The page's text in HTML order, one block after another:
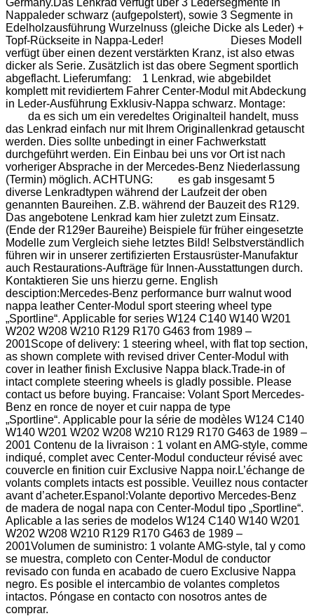
Nappaleder schwarz (aufgepolstert), sowie 3 Segmente in
Edelholzausführung Wurzelnuss (gleiche Dicke als Leder) +
Topf-Rückseite in Nappa-Leder! Dieses Modell
verfügt über einen dezent verstärkten Kranz, ist also etwas
dicker als Serie. Zusätzlich ist das obere Segment sportlich
abgeflacht. Lieferumfang: 1 Lenkrad, wie abgebildet
komplett mit revidiertem Fahrer Center-Modul mit Abdeckung
in Leder-Ausführung Exklusiv-Nappa schwarz. Montage:
da es sich um ein veredeltes Originalteil handelt, muss
das Lenkrad einfach nur mit Ihrem Originallenkrad getauscht
werden. Dies sollte unbedingt in einer Fachwerkstatt
durchgeführt werden. Ein Einbau bei uns vor Ort ist nach
vorheriger Absprache in der Mercedes-Benz Niederlassung
(Termin) möglich. ACHTUNG: es gab insgesamt 5
diverse Lenkradtypen während der Laufzeit der oben
genannten Baureihen. Z.B. während der Bauzeit des R129.
Das angebotene Lenkrad kam hier zuletzt zum Einsatz.
(Ende der R129er Baureihe) Beispiele für früher eingesetzte
Modelle zum Vergleich siehe letztes Bild! Selbstverständlich
führen wir in unserer zertifizierten Erstausrüster-Manufaktur
auch Restaurations-Aufträge für Innen-Ausstattungen durch.
Kontaktieren Sie uns hierzu gerne. English
desciption:Mercedes-Benz performance burr walnut wood
nappa leather Center-Modul sport steering wheel type
„Sportline“. Applicable for series W124 C140 W140 W201
W202 W208 W210 R129 R170 G463 from 1989 –
2001Scope of delivery: 1 steering wheel, with flat top section,
as shown complete with revised driver Center-Modul with
cover in leather finish Exclusive Nappa black.Trade-in of
intact complete steering wheels is gladly possible. Please
contact us before buying. Francaise: Volant Sport Mercedes-
Benz en ronce de noyer et cuir nappa de type
„Sportline“. Applicable pour la série de modèles W124 C140
W140 W201 W202 W208 W210 R129 R170 G463 de 1989 –
2001 Contenu de la livraison : 1 volant en AMG-style, comme
indiqué, complet avec Center-Modul conducteur révisé avec
couvercle en finition cuir Exclusive Nappa noir.L’échange de
volants complets intacts est possible. Veuillez nous contacter
avant d’acheter.Espanol:Volante deportivo Mercedes-Benz
de madera de nogal napa con Center-Modul tipo „Sportline“.
Aplicable a las series de modelos W124 C140 W140 W201
W202 W208 W210 R129 R170 G463 de 1989 –
2001Volumen de suministro: 1 volante AMG-style, tal y como
se muestra, completo con Center-Modul de conductor
revisado con funda en acabado de cuero Exclusive Nappa
negro. Es posible el intercambio de volantes completos
intactos. Póngase en contacto con nosotros antes de
comprar.